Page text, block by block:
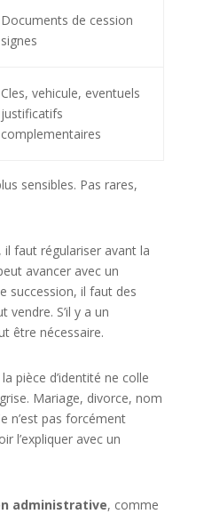
Documents de cession
signes
Cles, vehicule, eventuels
justificatifs
complementaires
sensibles. Pas rares,
il faut régulariser avant la
avancer avec un
succession, il faut des
vendre. S’il y a un
être nécessaire.
pièce d’identité ne colle
Mariage, divorce, nom
n’est pas forcément
l’expliquer avec un
administrative, comme